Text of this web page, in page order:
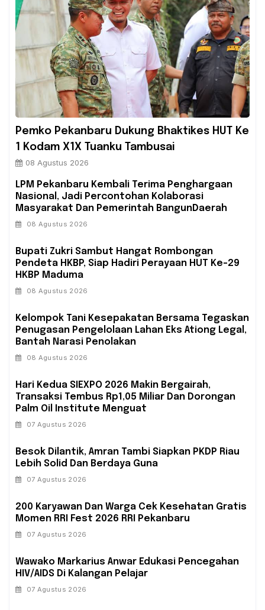
Pemko Pekanbaru Dukung Bhaktikes HUT Ke
1 Kodam X1X Tuanku Tambusai
08 Agustus 2026
‎LPM Pekanbaru Kembali Terima Penghargaan
Nasional, Jadi Percontohan Kolaborasi
Masyarakat Dan Pemerintah BangunDaerah
08 Agustus 2026
Bupati Zukri Sambut Hangat Rombongan
Pendeta HKBP, Siap Hadiri Perayaan HUT Ke-29
HKBP Maduma
08 Agustus 2026
‎Kelompok Tani Kesepakatan Bersama Tegaskan
Penugasan Pengelolaan Lahan Eks Ationg Legal,
Bantah Narasi Penolakan
08 Agustus 2026
Hari Kedua SIEXPO 2026 Makin Bergairah,
Transaksi Tembus Rp1,05 Miliar Dan Dorongan
Palm Oil Institute Menguat
07 Agustus 2026
Besok Dilantik, Amran Tambi Siapkan PKDP Riau
Lebih Solid Dan Berdaya Guna
07 Agustus 2026
‎200 Karyawan Dan Warga Cek Kesehatan Gratis
Momen RRI Fest 2026 RRI Pekanbaru
07 Agustus 2026
‎Wawako Markarius Anwar Edukasi Pencegahan
HIV/AIDS Di Kalangan Pelajar
07 Agustus 2026